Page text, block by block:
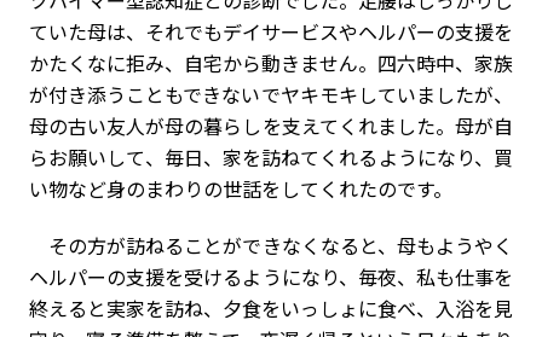
ていた母は、それでもデイサービスやヘルパーの支援を
かたくなに拒み、自宅から動きません。四六時中、家族
が付き添うこともできないでヤキモキしていましたが、
母の古い友人が母の暮らしを支えてくれました。母が自
らお願いして、毎日、家を訪ねてくれるようになり、買
い物など身のまわりの世話をしてくれたのです。
その方が訪ねることができなくなると、母もようやく
ヘルパーの支援を受けるようになり、毎夜、私も仕事を
終えると実家を訪ね、夕食をいっしょに食べ、入浴を見